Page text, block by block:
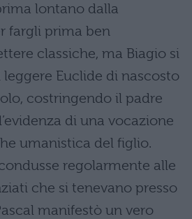
lontano dalla
fargli prima ben
classiche, ma Biagio si
Euclide di nascosto
costringendo il padre
di una vocazione
umanistica del figlio.
regolarmente alle
che si tenevano presso
manifestò un vero